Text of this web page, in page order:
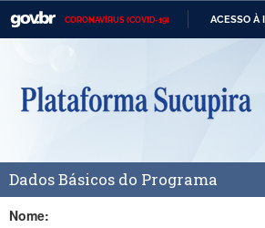
CORONAVÍRUS (COVID-19) ACESSO À
Casa Civil
Ministério da Defesa
Ministério da Economia
Ministério da Infraestrutura
Dados Básicos do Programa
Nome: